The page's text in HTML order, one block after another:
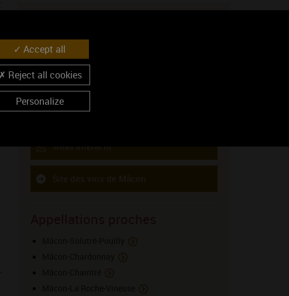
Vignerons produisant cette appellation
Décret d'appellation
Fiche appellation
Atlas intéractif
Site des vins de Mâcon
Accept all
Reject all cookies
Personalize